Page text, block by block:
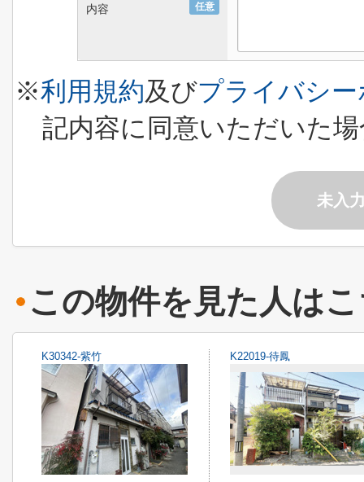
内容 任意
※利用規約及びプライバシ
記内容に同意いただいた
未入
この物件を見た人は
K30342-紫竹 K22019-待鳳